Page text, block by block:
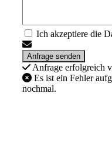
Ich akzeptiere die
Anfrage erfolgreich
Es ist ein Fehler
nochmal.